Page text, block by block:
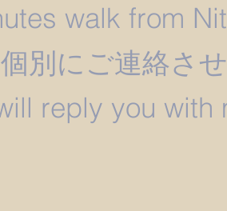
walk from
別にご連絡さ
reply you with